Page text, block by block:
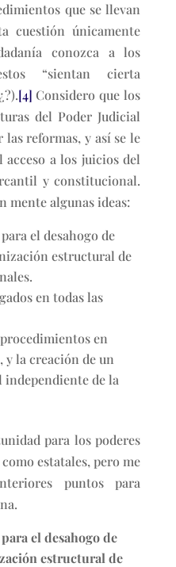
que se llevan
cuestión únicamente
conozca a los
“sientan cierta
[4] Considero que los
del Poder Judicial
las reformas, y así se le
a los juicios del
y constitucional.
mente algunas ideas:
el desahogo de
estructural de
en todas las
en
la creación de un
de la
para los poderes
estatales, pero me
puntos para
el desahogo de
estructural de